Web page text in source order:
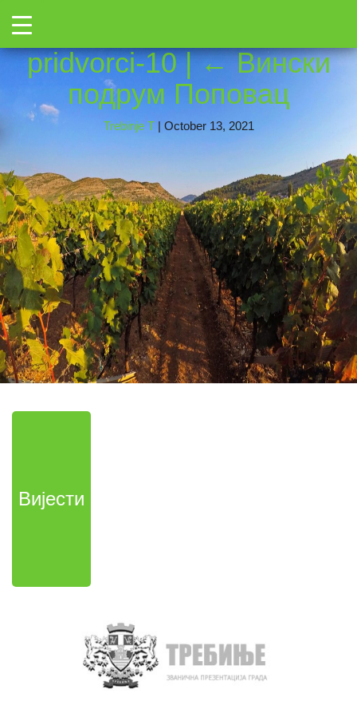
Toggle
vinarija-popovac-trebinje-
pridvorci-10| ←Вински
подрум Поповац
Trebinje T | October 13, 2021
Вијести